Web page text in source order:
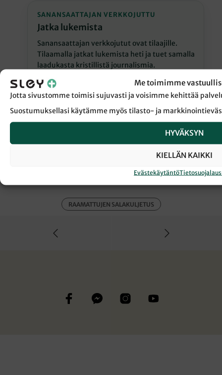
Me toimimme
Jotta sivustomme toimisi sujuvasti ja voisimme kehittää
Suostumuksellasi käytämme myös tilasto- ja
HYVÄKSYN
KIELLÄN KAIKKI
Evästekäytäntö
SANANSAATTAJAN VERKKOJUTTU
Jatka lukemista
Sanansaattajan verkkojutut ovat tilaajille.
Tilaamalla jatkat lukemista heti ja tuet samalla
laadukasta kristillistä journalismia.
Jatka lukemista
RAAMATTUJEN SALAKULJETUS